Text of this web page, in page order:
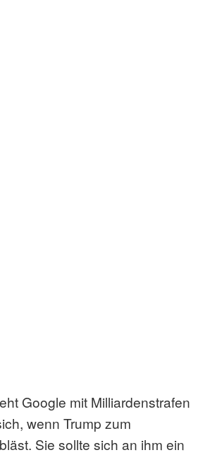
Google mit Milliardenstrafen
wenn Trump zum
Sie sollte sich an ihm ein